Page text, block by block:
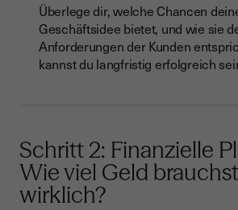
Überlege dir, welche Chancen
Geschäftsidee bietet, und wie sie
Anforderungen der Kunden
kannst du langfristig erfolgreich
Schritt 2: Finanzielle
Wie viel Geld
wirklich?